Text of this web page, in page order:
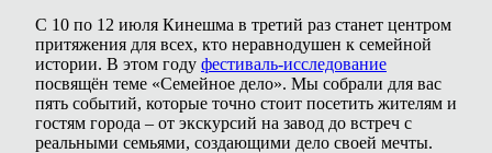
С 10 по 12 июля Кинешма в третий раз станет центром
притяжения для всех, кто неравнодушен к семейной
истории. В этом году фестиваль-исследование
посвящён теме «Семейное дело». Мы собрали для вас
пять событий, которые точно стоит посетить жителям и
гостям города – от экскурсий на завод до встреч с
реальными семьями, создающими дело своей мечты.